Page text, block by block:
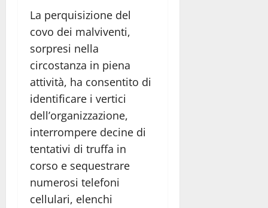
La perquisizione del
covo dei malviventi,
sorpresi nella
circostanza in piena
attività, ha consentito di
identificare i vertici
dell’organizzazione,
interrompere decine di
tentativi di truffa in
corso e sequestrare
numerosi telefoni
cellulari, elenchi